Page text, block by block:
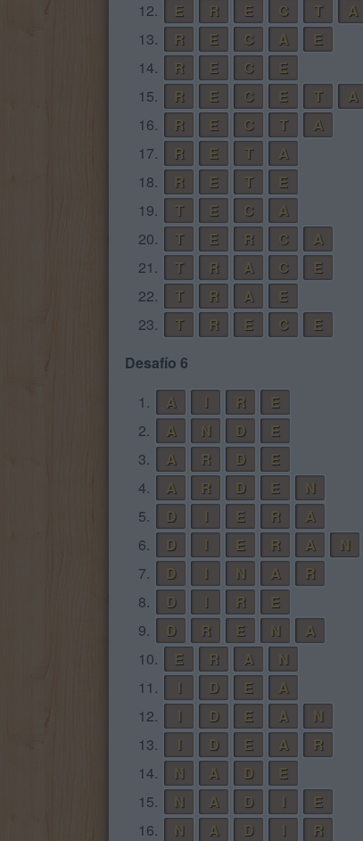
12.
E R E C T
A
13.
R E C A
E
14.
R E C
E
15.
R E C E T
A
16.
R E C T
A
17.
R E T
A
18.
R E T
E
19.
T E C
A
20.
T E R C
A
21.
T R A C
E
22.
T R A
E
23.
T R E C
E
Desafío 6
1.
A R
E
2.
A N D
E
3.
A R D
E
4.
A R D E
N
5.
D E R
A
6.
D E R A
N
7.
D N A
R
8.
D R
E
9.
D R E N
A
10.
E R A
N
11.
D E
A
12.
D E A
N
13.
D E A
R
14.
N A D
E
15.
N A D
E
16.
N A D R